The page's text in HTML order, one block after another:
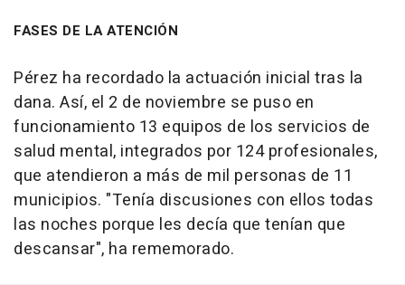
FASES DE LA ATENCIÓN
Pérez ha recordado la actuación inicial tras la
dana. Así, el 2 de noviembre se puso en
funcionamiento 13 equipos de los servicios de
salud mental, integrados por 124 profesionales,
que atendieron a más de mil personas de 11
municipios. "Tenía discusiones con ellos todas
las noches porque les decía que tenían que
descansar", ha rememorado.